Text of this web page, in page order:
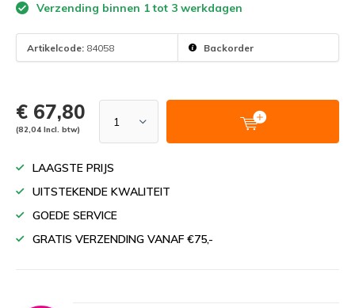
Verzending binnen 1 tot 3 werkdagen
Artikelcode: 84058 Backorder
€ 67,80
(82,04 Incl. btw)
LAAGSTE PRIJS
UITSTEKENDE KWALITEIT
GOEDE SERVICE
GRATIS VERZENDING VANAF €75,-